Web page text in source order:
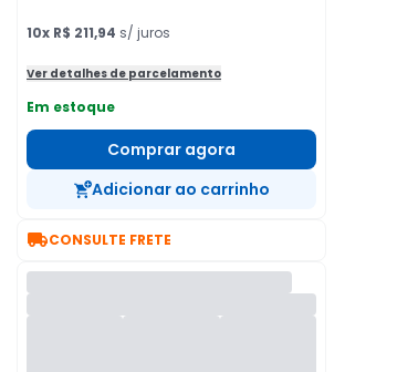
10x R$ 211,94 s/ juros
Ver detalhes de parcelamento
Em estoque
Comprar agora
Adicionar ao carrinho
CONSULTE FRETE